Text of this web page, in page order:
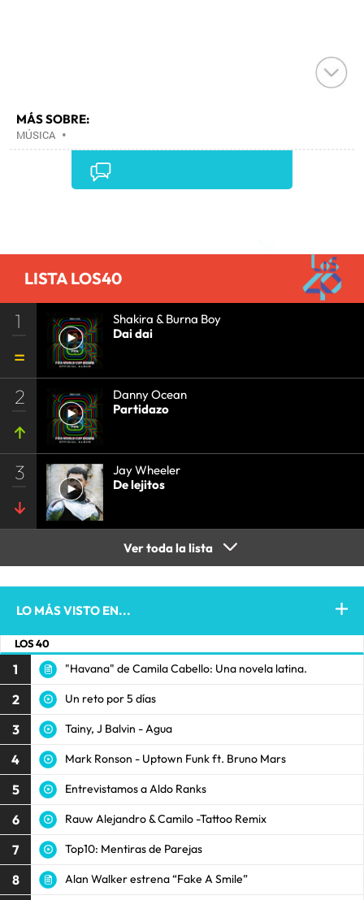
MÁS SOBRE:
MÚSICA •
LISTA LOS40
1
Shakira & Burna Boy
Dai dai
2
Danny Ocean
Partidazo
3
Jay Wheeler
De lejitos
Ver toda la lista
LO MÁS VISTO EN...
LOS 40
1 "Havana" de Camila Cabello: Una novela latina.
2 Un reto por 5 días
3 Tainy, J Balvin - Agua
4 Mark Ronson - Uptown Funk ft. Bruno Mars
5 Entrevistamos a Aldo Ranks
6 Rauw Alejandro & Camilo -Tattoo Remix
7 Top10: Mentiras de Parejas
8 Alan Walker estrena “Fake A Smile”